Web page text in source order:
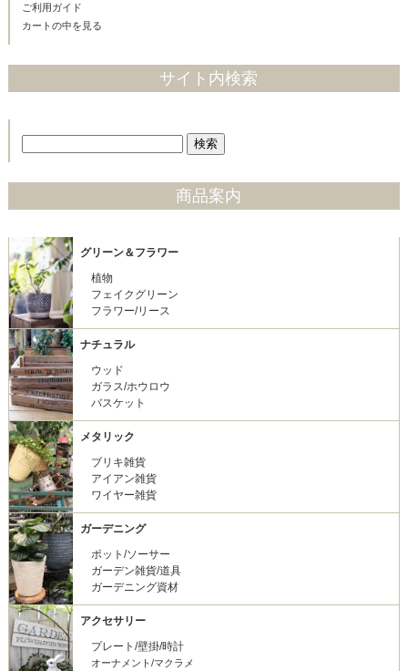
ご利用ガイド
カートの中を見る
サイト内検索
商品案内
グリーン＆フラワー
植物
フェイクグリーン
フラワー/リース
ナチュラル
ウッド
ガラス/ホウロウ
バスケット
メタリック
ブリキ雑貨
アイアン雑貨
ワイヤー雑貨
ガーデニング
ポット/ソーサー
ガーデン雑貨/道具
ガーデニング資材
アクセサリー
プレート/壁掛/時計
オーナメント/マクラメ